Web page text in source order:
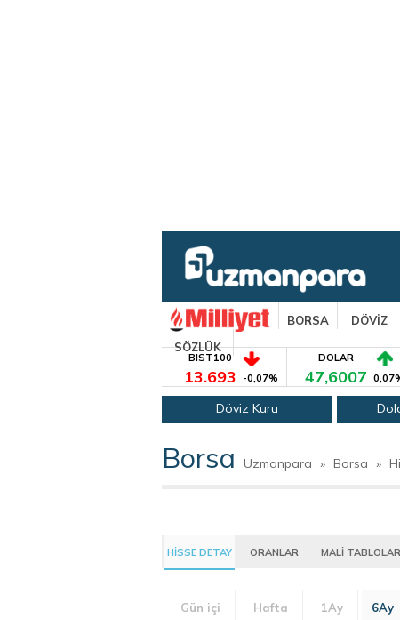
BORSA DÖVİZ
SÖZLÜK
BIST100
13.693 -0,07%
DOLAR
47,6007
Döviz Kuru
Borsa Uzmanpara » Borsa »
HİSSE DETAY ORANLAR MALİ TABLOLAR
Gün içi Hafta 1Ay 6Ay